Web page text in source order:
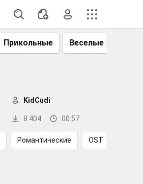
Прикольные Веселые
8 404 00:57
KidCudi
Романтические OST